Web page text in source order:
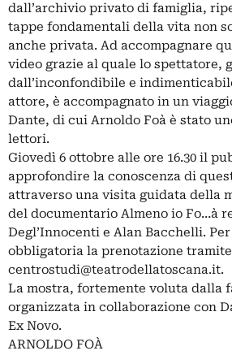
dall’archivio privato di famiglia,
tappe fondamentali della vita non
anche privata. Ad accompagnare
video grazie al quale lo spettatore,
dall’inconfondibile e
attore, è accompagnato in un
Dante, di cui Arnoldo Foà è stato
lettori.
Giovedì 6 ottobre alle ore 16.30 il
approfondire la conoscenza di
attraverso una visita guidata della
del documentario Almeno io Fo…à
Degl’Innocenti e Alan Bacchelli.
obbligatoria la prenotazione
centrostudi@teatrodellatoscana.it.
La mostra, fortemente voluta dalla
organizzata in collaborazione con
Ex Novo.
ARNOLDO FOÀ